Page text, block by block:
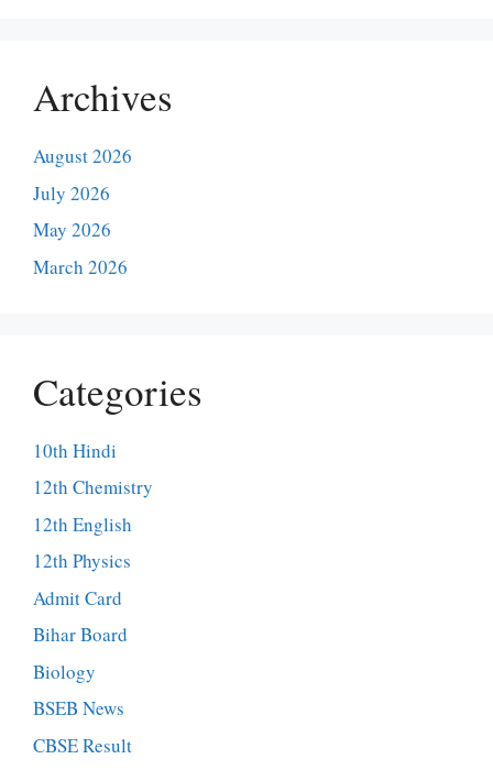
Archives
August 2026
July 2026
May 2026
March 2026
Categories
10th Hindi
12th Chemistry
12th English
12th Physics
Admit Card
Bihar Board
Biology
BSEB News
CBSE Result